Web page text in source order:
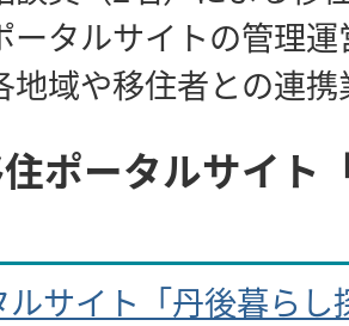
ータルサイトの管理
地域や移住者との連
住ポータルサイト
サイト「丹後暮らし